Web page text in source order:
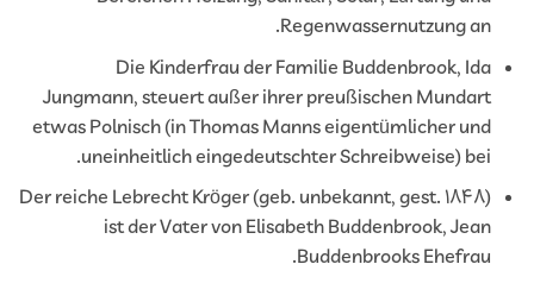
Regenwassernutzung an.
Die Kinderfrau der Familie Buddenbrook, Ida
Jungmann, steuert außer ihrer preußischen Mundart
etwas Polnisch (in Thomas Manns eigentümlicher und
uneinheitlich eingedeutschter Schreibweise) bei.
Der reiche Lebrecht Kröger (geb. unbekannt, gest. 1848)
ist der Vater von Elisabeth Buddenbrook, Jean
Buddenbrooks Ehefrau.